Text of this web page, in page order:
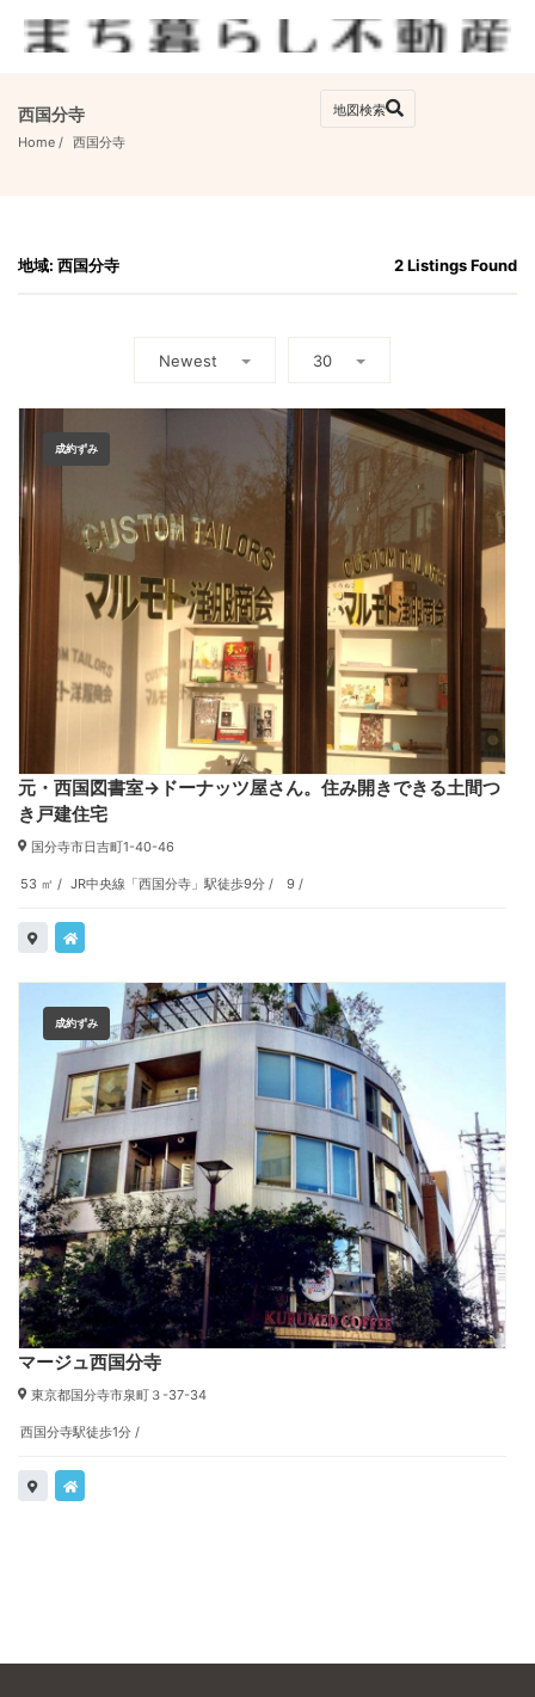
西国分寺
Home 西国分寺
地域: 西国分寺 2 Listings Found
Newest 30
成約ずみ
元・西国図書室→ドーナッツ屋さん。住み開きできる土間つ
き戸建住宅
国分寺市日吉町1-40-46
53 ㎡ JR中央線「西国分寺」駅徒歩9分 9
成約ずみ
マージュ西国分寺
東京都国分寺市泉町３-37-34
西国分寺駅徒歩1分